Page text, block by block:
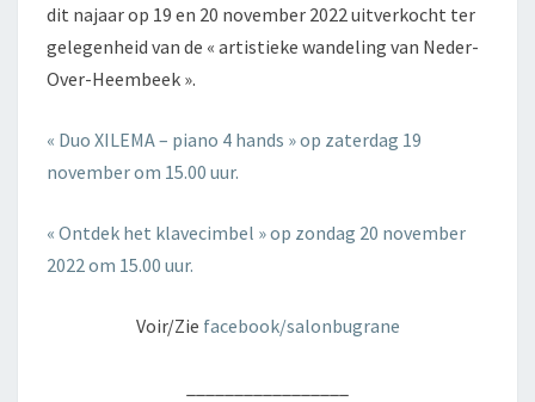
dit najaar op 19 en 20 november 2022 uitverkocht ter
gelegenheid van de « artistieke wandeling van Neder-
Over-Heembeek ».
« Duo XILEMA – piano 4 hands » op zaterdag 19
november om 15.00 uur.
« Ontdek het klavecimbel » op zondag 20 november
2022 om 15.00 uur.
Voir/Zie facebook/salonbugrane